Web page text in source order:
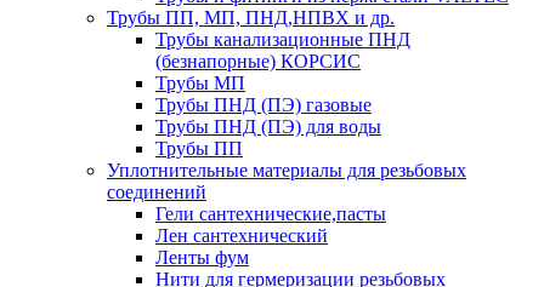
Трубы ПП, МП, ПНД,НПВХ и др.
Трубы канализационные ПНД
(безнапорные) КОРСИС
Трубы МП
Трубы ПНД (ПЭ) газовые
Трубы ПНД (ПЭ) для воды
Трубы ПП
Уплотнительные материалы для резьбовых
соединений
Гели сантехнические,пасты
Лен сантехнический
Ленты фум
Нити для гермеризации резьбовых